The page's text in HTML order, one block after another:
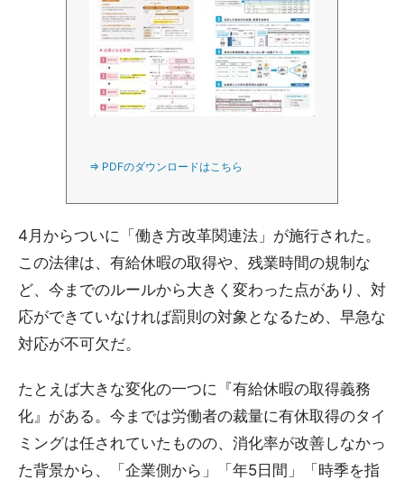
⇒ PDFのダウンロードはこちら
4月からついに「働き方改革関連法」が施行された。
この法律は、有給休暇の取得や、残業時間の規制な
ど、今までのルールから大きく変わった点があり、対
応ができていなければ罰則の対象となるため、早急な
対応が不可欠だ。
たとえば大きな変化の一つに『有給休暇の取得義務
化』がある。今までは労働者の裁量に有休取得のタイ
ミングは任されていたものの、消化率が改善しなかっ
た背景から、「企業側から」「年5日間」「時季を指